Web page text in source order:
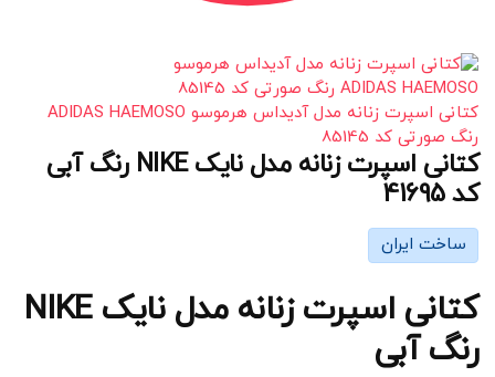
کتانی اسپرت زنانه مدل آدیداس هرموسو ADIDAS HAEMOSO
رنگ صورتی کد 85145
کتانی اسپرت زنانه مدل نایک NIKE رنگ آبی
کد 41695
ساخت ایران
کتانی اسپرت زنانه مدل نایک NIKE
رنگ آبی